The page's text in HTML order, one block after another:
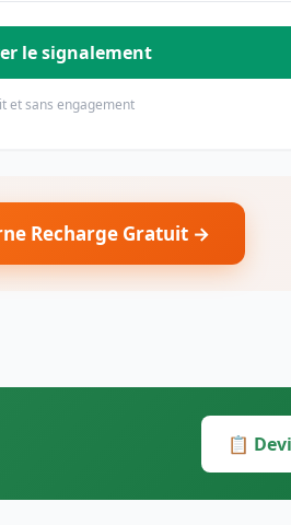
le signalement
et sans engagement
Recharge Gratuit →
📋